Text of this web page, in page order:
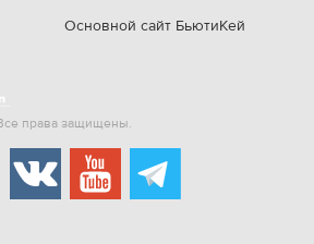
Основной сайт БьютиКей
права защищены.